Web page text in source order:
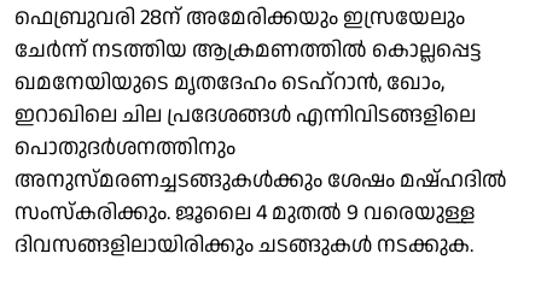
ഫെബ്രുവരി 28ന് അമേരിക്കയും ഇസ്രയേലും
ചേർന്ന് നടത്തിയ ആക്രമണത്തിൽ കൊല്ലപ്പെട്ട
ഖമനേയിയുടെ മൃതദേഹം ടെഹ്റാൻ, ഖോം,
ഇറാഖിലെ ചില പ്രദേശങ്ങൾ എന്നിവിടങ്ങളിലെ
പൊതുദർശനത്തിനും
അനുസ്മരണച്ചടങ്ങുകൾക്കും ശേഷം മഷ്ഹദിൽ
സംസ്കരിക്കും. ജൂലൈ 4 മുതൽ 9 വരെയുള്ള
ദിവസങ്ങളിലായിരിക്കും ചടങ്ങുകൾ നടക്കുക.